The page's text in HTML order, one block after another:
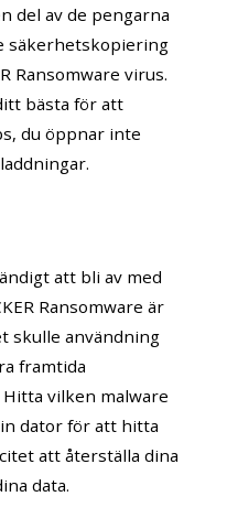
del av de pengarna
säkerhetskopiering
Ransomware virus.
bästa för att
du öppnar inte
att bli av med
Ransomware är
skulle användning
framtida
vilken malware
dator för att hitta
att återställa dina
data.